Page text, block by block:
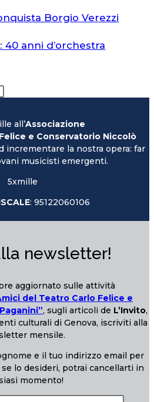
Borgio Verezzi
40 anni d’orchestra
all’Associazione
e Conservatorio Niccolò
incrementare la nostra opera: far
musicisti emergenti.
5xmille
: 95122060106
newsletter!
aggiornato sulle attività
del Teatro Carlo Felice e
, sugli articoli de L’Invito,
culturali di Genova, iscriviti alla
mensile.
e il tuo indirizzo email per
lo desideri, potrai cancellarti in
momento!